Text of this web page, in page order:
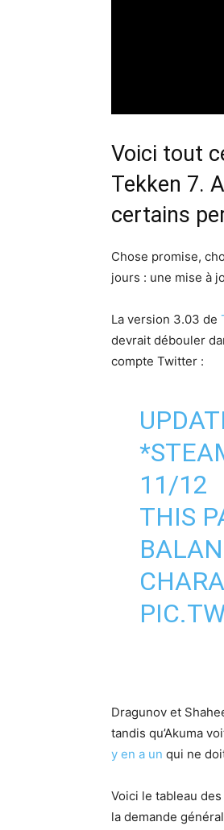
Voici tout
Tekken 7.
certains
Chose promise,
jours : une mise à
La version 3.03 de
devrait débouler
compte Twitter :
11/12
THIS
Dragunov et
tandis qu’Akuma
y en a un qui ne
Voici le tableau
la demande